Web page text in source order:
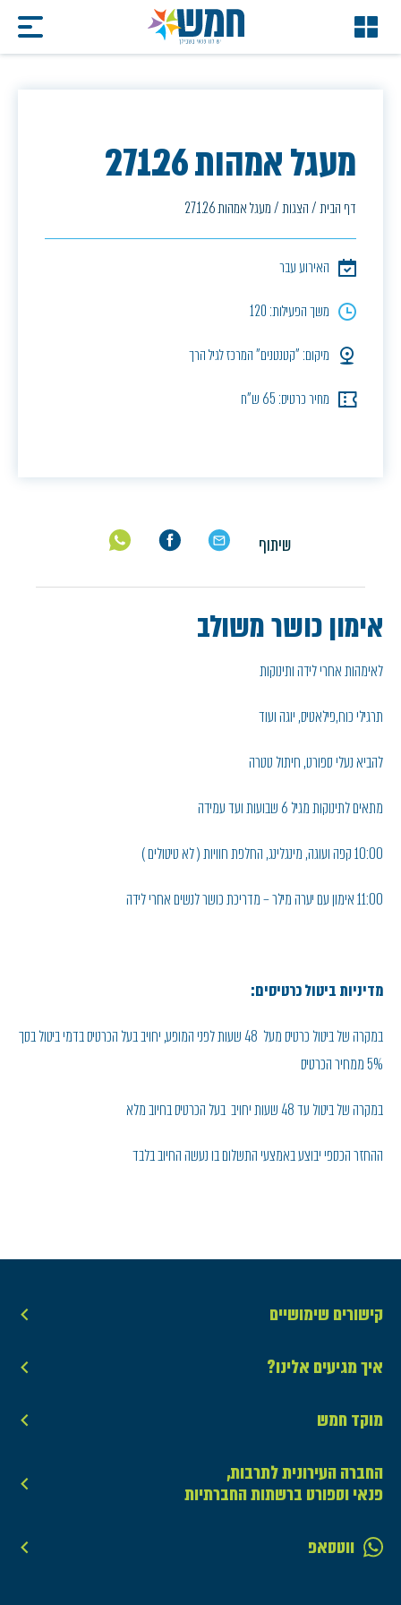
מעגל אמהות 27.1.26
דף הבית/הצגות/מעגל אמהות 27.1.26
האירוע עבר
משך הפעילות: 120
מיקום: "קטנטנים" המרכז לגיל הרך
מחיר כרטיס: 65 ש"ח
שיתוף
אימון כושר משולב
לאימהות אחרי לידה ותינוקות
תרגילי כוח ,פילאטיס , יוגה ועוד
להביא נעלי ספורט , חיתול טטרה
מתאים לתינוקות מגיל 6 שבועות ועד עמידה
10:00 קפה ועוגה , מינגלינג , החלפת חוויות ( לא טיטולים )
11:00 אימון עם יערה מילר – מדריכת כושר לנשים אחרי לידה
מדיניות ביטול כרטיסים:
במקרה של ביטול כרטיס מעל 48 שעות לפני המופע, יחויב בעל הכרטיס בדמי ביטול בסך
5% ממחיר הכרטיס
במקרה של ביטול עד 48 שעות יחויב בעל הכרטיס בחיוב מלא
ההחזר הכספי יבוצע באמצעי התשלום בו נעשה החיוב בלבד
קישורים שימושיים
איך מגיעים אלינו?
מוקד חמש
החברה העירונית לתרבות,
פנאי וספורט ברשתות החברתיות
ווטסאפ